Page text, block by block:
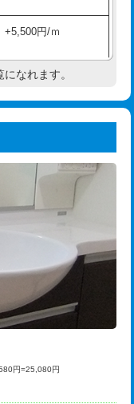
27,500円
38,500円
38,500円
現場見積
3,300円
5,500円
5,500円
11,000円
33,000円
44,000円
+5,500円/ｍ
現地調査
+3,300円
33,000円
11,000円
22,000円
33,000円
なれます。
円=25,080円